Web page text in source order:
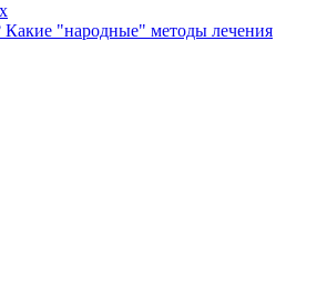
Какие "народные" методы лечения